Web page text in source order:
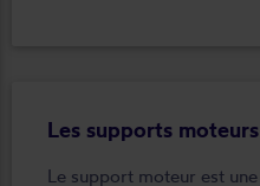
Les supports moteurs
Le support moteur est